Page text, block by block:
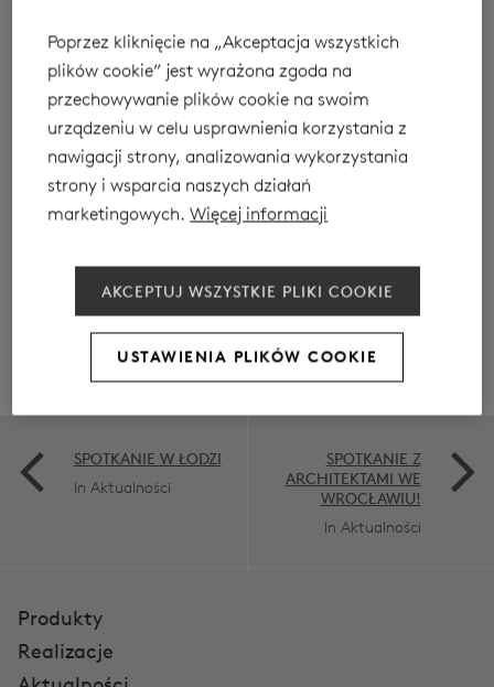
SPOTKANIE W ŁODZI
In Aktualności
SPOTKANIE Z
ARCHITEKTAMI WE
WROCŁAWIU!
In Aktualności
Produkty
Realizacje
Poprzez kliknięcie na „Akceptacja wszystkich
plików cookie” jest wyrażona zgoda na
przechowywanie plików cookie na swoim
urządzeniu w celu usprawnienia korzystania z
nawigacji strony, analizowania wykorzystania
strony i wsparcia naszych działań
marketingowych.Więcej informacji
AKCEPTUJ WSZYSTKIE PLIKI COOKIE
USTAWIENIA PLIKÓW COOKIE